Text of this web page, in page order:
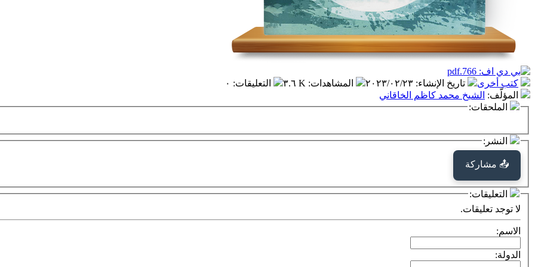
كتب أخرى تاريخ الإنشاء: ٢٠٢٣/٠٢/٢٣ المشاهدات: ٣.٦ K التعليقات: ٠
المؤلّف: الشيخ محمد كاظم الخاقاني
الملحقات:
النشر:
📤 مشاركة
التعليقات:
لا توجد تعليقات.
الاسم:
الدولة: